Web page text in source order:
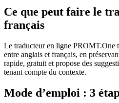
Ce que peut faire le
français
Le traducteur en ligne PROMT.One
entre anglais et français, en
rapide, gratuit et propose des
tenant compte du contexte.
Mode d’emploi : 3